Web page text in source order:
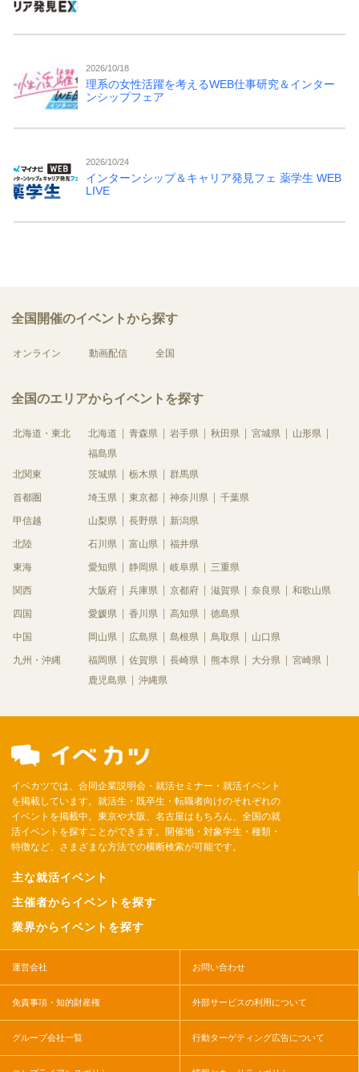
2026/10/18
理系の女性活躍を考えるWEB仕事研究＆インター
ンシップフェア
2026/10/24
インターンシップ＆キャリア発見フェ 薬学生 WEB
LIVE
全国開催のイベントから探す
オンライン 動画配信 全国
全国のエリアからイベントを探す
北海道・東北 北海道 青森県 岩手県 秋田県 宮城県
山形県
福島県
北関東
茨城県 栃木県 群馬県
首都圏 埼玉県 東京都 神奈川県 千葉県
甲信越 山梨県 長野県 新潟県
北陸 石川県 富山県 福井県
東海 愛知県 静岡県 岐阜県 三重県
関西 大阪府 兵庫県 京都府 滋賀県 奈良県 和歌山県
四国 愛媛県 香川県 高知県 徳島県
中国 岡山県 広島県 島根県 鳥取県 山口県
九州・沖縄 福岡県 佐賀県 長崎県 熊本県 大分県
宮崎県
鹿児島県
沖縄県
イベカツでは、合同企業説明会・就活セミナー・就活イベント
を掲載しています。就活生・既卒生・転職者向けのそれぞれの
イベントを掲載中。東京や大阪、名古屋はもちろん、全国の就
活イベントを探すことができます。開催地・対象学生・種類・
特徴など、さまざまな方法での横断検索が可能です。
主な就活イベント
主催者からイベントを探す
業界からイベントを探す
運営会社 お問い合わせ
免責事項・知的財産権 外部サービスの利用について
グループ会社一覧 行動ターゲティング広告について